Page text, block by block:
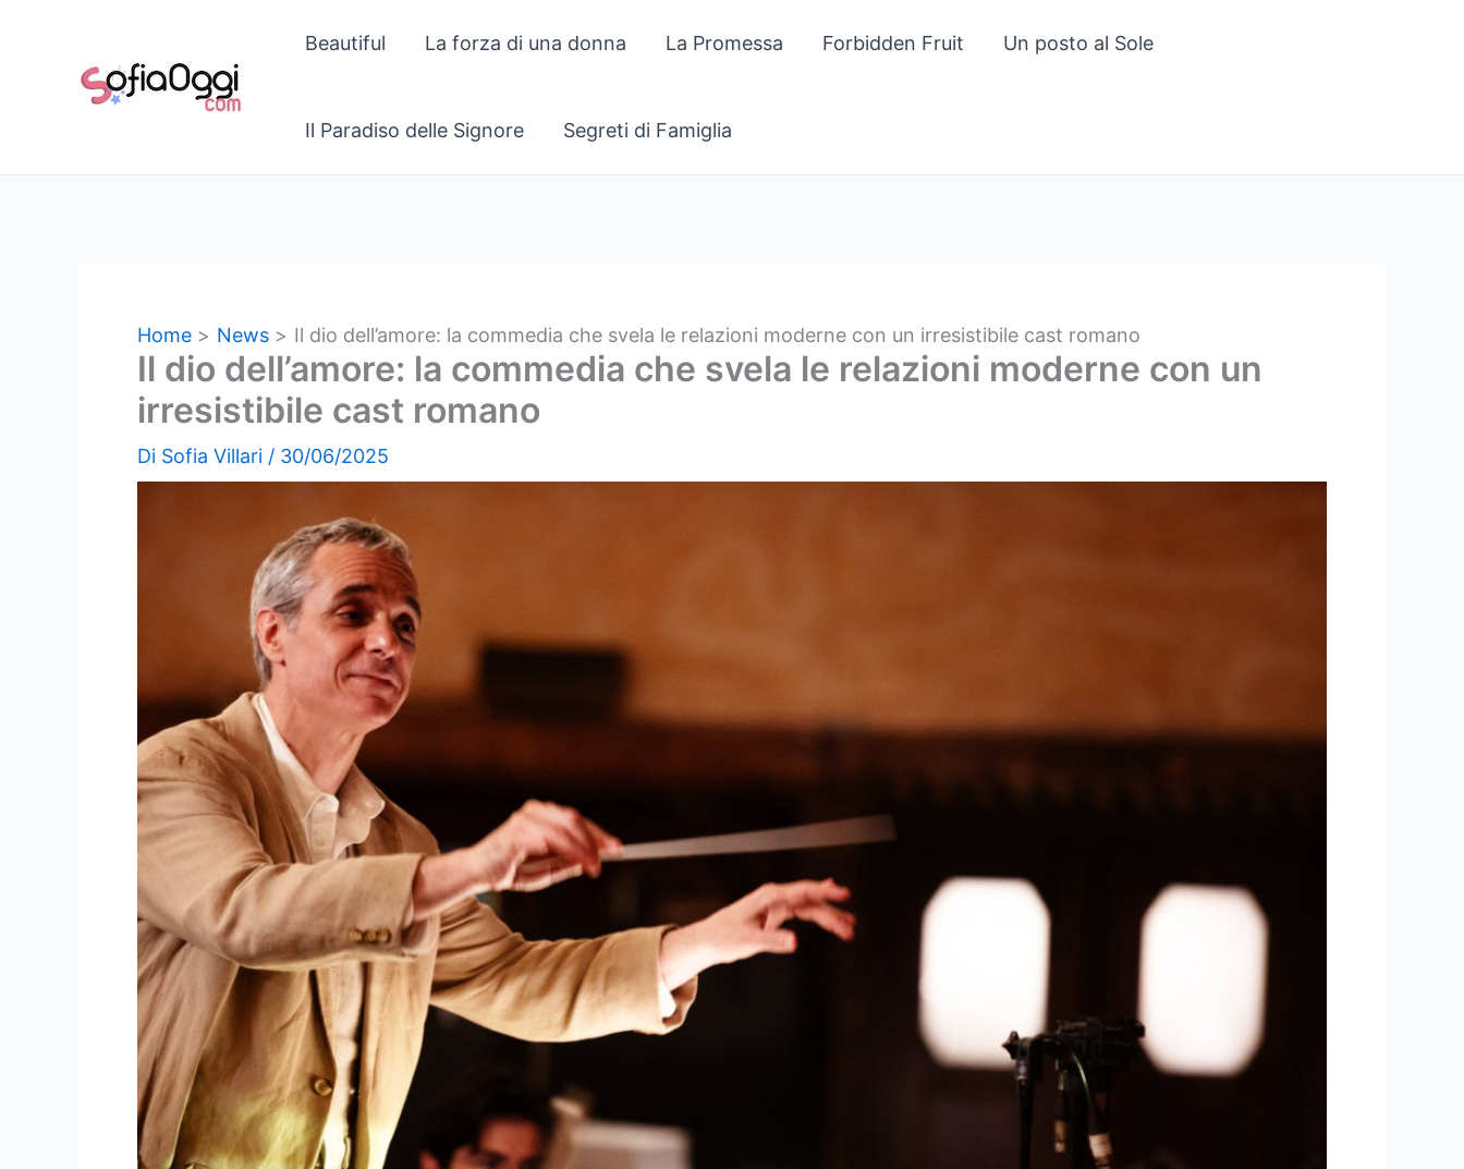
contenuto
Beautiful La forza di una donna La Promessa Forbidden Fruit Un posto al Sole
Il Paradiso delle Signore Segreti di Famiglia
Home News Il dio dell’amore: la commedia che svela le relazioni moderne con un irresistibile cast romano
Il dio dell’amore: la commedia che svela le relazioni moderne con un
irresistibile cast romano
Di Sofia Villari / 30/06/2025